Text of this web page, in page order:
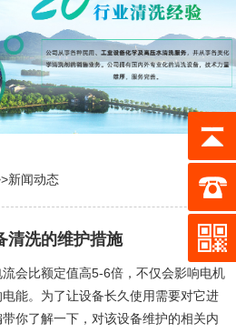
新闻动态
清洗的维护措施
比额定值高5-6倍，不仅会影响电机
能。为了让设备长久使用需要对它进
你了解一下，对该设备维护的相关内